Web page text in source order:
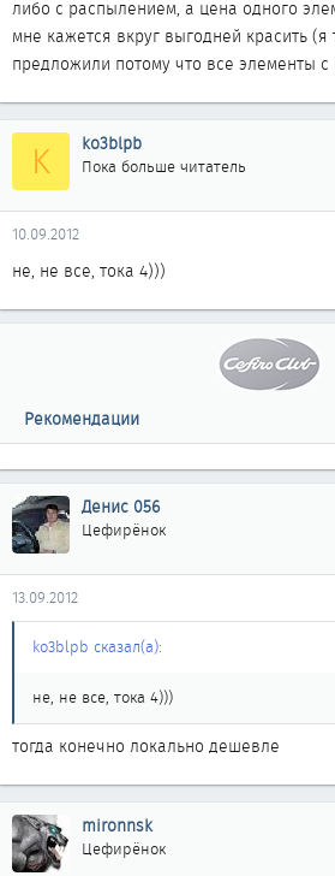
либо с распылением, а цена одного
мне кажется вкруг выгодней красить (я
предложили потому что все элементы с
K ko3blpb
Пока больше читатель
10.09.2012
не, не все, тока 4)))
Рекомендации
Денис 056
Цефирёнок
13.09.2012
ko3blpb сказал(а):
не, не все, тока 4)))
тогда конечно локально дешевле
mironnsk
Цефирёнок